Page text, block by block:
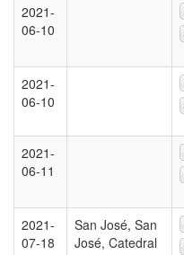
2021-
06-10
2021-
06-10
2021-
06-11
2021-
07-18
San José, San
José, Catedral